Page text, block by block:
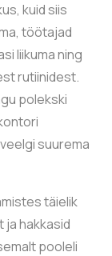
kuid siis
töötajad
liikuma ning
rutiinidest.
polekski
suurema
täielik
hakkasid
pooleli